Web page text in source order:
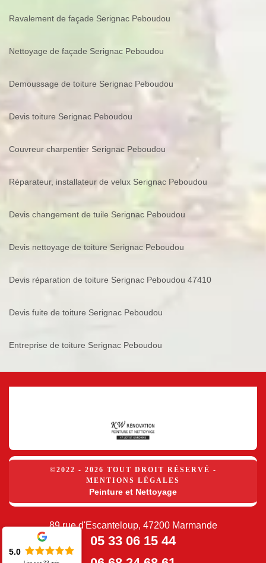
Ravalement de façade Serignac Peboudou
Nettoyage de façade Serignac Peboudou
Demoussage de toiture Serignac Peboudou
Devis toiture Serignac Peboudou
Couvreur charpentier Serignac Peboudou
Réparateur, installateur de velux Serignac Peboudou
Devis changement de tuile Serignac Peboudou
Devis nettoyage de toiture Serignac Peboudou
Devis réparation de toiture Serignac Peboudou 47410
Devis fuite de toiture Serignac Peboudou
Entreprise de toiture Serignac Peboudou
©2022 - 2026 TOUT DROIT RÉSERVÉ -
MENTIONS LÉGALES
Peinture et Nettoyage
89 rue d'Escanteloup, 47200 Marmande
05 33 06 15 44
5.0